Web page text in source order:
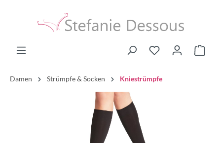
Damen Strümpfe & Socken Kniestrümpfe